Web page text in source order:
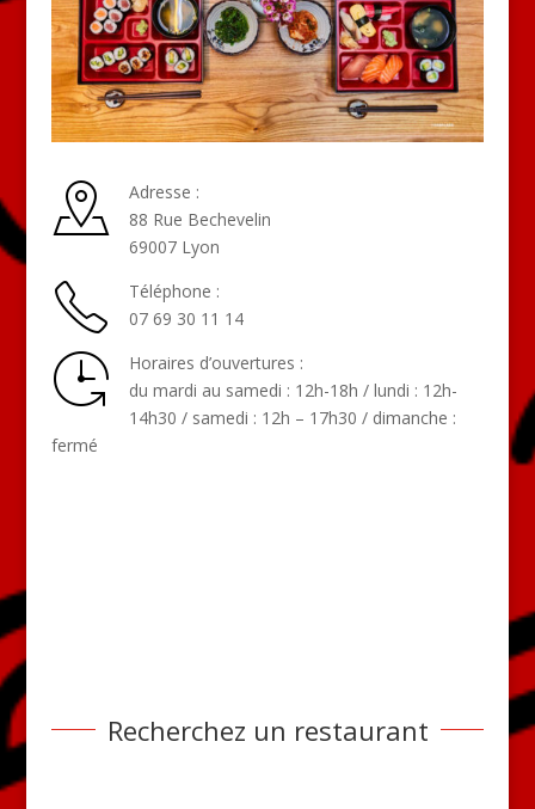
Adresse :
88 Rue Bechevelin
69007 Lyon
Téléphone :
07 69 30 11 14
Horaires d’ouvertures :
du mardi au samedi : 12h-18h / lundi : 12h-
14h30 / samedi : 12h – 17h30 / dimanche :
fermé
Recherchez un restaurant